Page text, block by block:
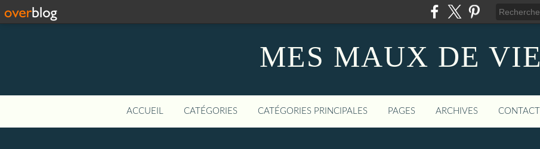
MES MAUX DE VIE
ACCUEIL CATÉGORIES CATÉGORIES PRINCIPALES PAGES ARCHIVES CONTACT